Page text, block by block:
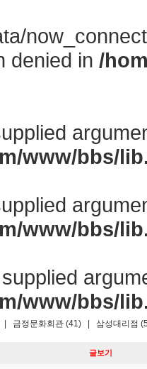
denied in /
www/bbs/
www/bbs/
www/bbs/
금정문화회관 (41)
삼성대리점
글보기